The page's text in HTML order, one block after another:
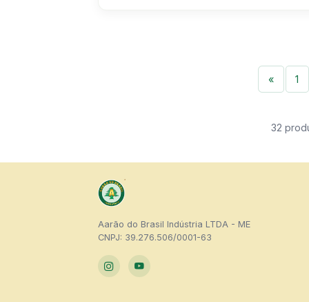
« 1
32
Aarão do Brasil Indústria LTDA - ME
CNPJ: 39.276.506/0001-63